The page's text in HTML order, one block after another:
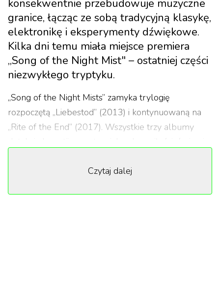
konsekwentnie przebudowuje muzyczne
granice, łącząc ze sobą tradycyjną klasykę,
elektronikę i eksperymenty dźwiękowe.
Kilka dni temu miała miejsce premiera
„Song of the Night Mist" – ostatniej części
niezwykłego tryptyku.
„Song of the Night Mists” zamyka trylogię
rozpoczętą „Liebestod” (2013) i kontynuowaną na
„Rite of the End” (2017). Wszystkie trzy albumy
dotykają kwestii egzystencjalnych – miłości, śmierci,
ewolucję swojego języka kompozytorskiego przez te
Czytaj dalej